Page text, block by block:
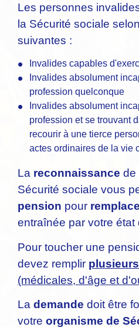
Les personnes
la Sécurité sociale
suivantes :
Invalides capables
Invalides absolument
profession quelconque
Invalides absolument
profession et se trouvant
recourir à une tierce
actes ordinaires de la vie
La reconnaissance de
Sécurité sociale vous
pension pour
entraînée par votre état
Pour toucher une
devez remplir
(médicales, d'âge et
La demande doit être
votre organisme de